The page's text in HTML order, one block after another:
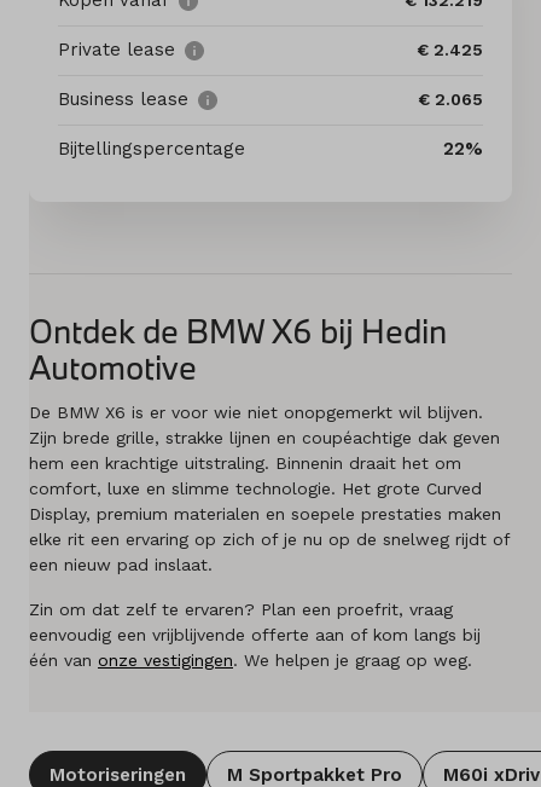
Diensten
Mijn account
Vergelijken
Vestigingen
Merken
Diensten
Private lease € 2.425
Business lease € 2.065
Bijtellingspercentage 22%
Ontdek de BMW X6 bij Hedin
Automotive
De BMW X6 is er voor wie niet onopgemerkt wil blijven.
Zijn brede grille, strakke lijnen en coupéachtige dak geven
hem een krachtige uitstraling. Binnenin draait het om
comfort, luxe en slimme technologie. Het grote Curved
Display, premium materialen en soepele prestaties maken
elke rit een ervaring op zich of je nu op de snelweg rijdt of
een nieuw pad inslaat.
Zin om dat zelf te ervaren? Plan een proefrit, vraag
eenvoudig een vrijblijvende offerte aan of kom langs bij
één van onze vestigingen. We helpen je graag op weg.
Motoriseringen M Sportpakket Pro M60i